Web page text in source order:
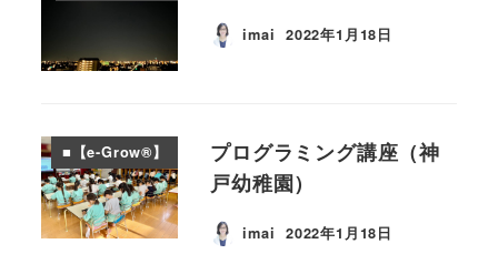
imai 投稿日
2022年1月18日
■【e-Grow®︎】
プログラミング講座（神
戸幼稚園）
imai 投稿日
2022年1月18日